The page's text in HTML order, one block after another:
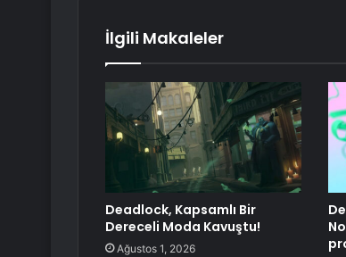
İlgili Makaleler
Deadlock, Kapsamlı Bir
Dereceli Moda Kavuştu!
Ağustos 1, 2026